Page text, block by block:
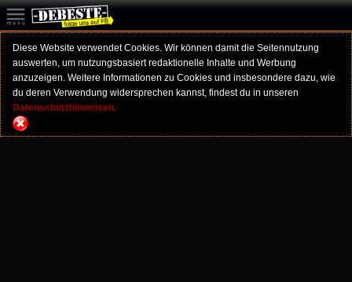
Diese Website verwendet Cookies. Wir können damit die Seitennutzung
auswerten, um nutzungsbasiert redaktionelle Inhalte und Werbung
anzuzeigen. Weitere Informationen zu Cookies und insbesondere dazu, wie
du deren Verwendung widersprechen kannst, findest du in unseren
Datenschutzhinweisen.